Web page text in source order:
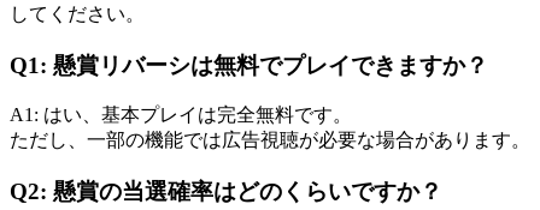
してください。
Q1: 懸賞リバーシは無料でプレイできますか？
A1: はい、基本プレイは完全無料です。
ただし、一部の機能では広告視聴が必要な場合があります。
Q2: 懸賞の当選確率はどのくらいですか？